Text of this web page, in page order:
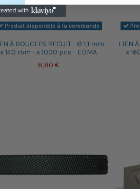
Produit disponible à la commande
À BOUCLES RECUIT - Ø 1,1 mm
x 140 mm - x 1000 pcs - EDMA
8,80 €
LIEN
x